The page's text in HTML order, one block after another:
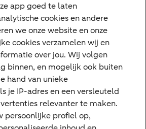
app goed te laten
cookies en andere
we onze website en onze
cookies verzamelen wij en
over jou. Wij volgen
binnen, en mogelijk ook buiten
hand van unieke
je IP-adres en een versleuteld
relevanter te maken.
persoonlijke profiel op,